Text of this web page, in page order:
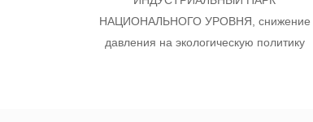
НАЦИОНАЛЬНОГО УРОВНЯ, снижение
давления на экологическую политику